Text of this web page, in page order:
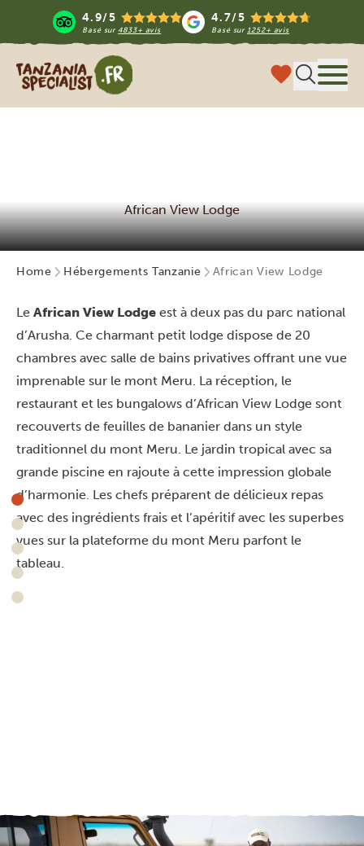
4.9/5
Basé sur 4833+ avis
4.7/5
Basé sur1252+ avis
Tanzania Specialist
African View Lodge
Home Hébergements Tanzanie African View Lodge
Le African View Lodge est à deux pas du parc national
d’Arusha. Ce charmant petit lodge dispose de 20
chambres avec salle de bains privatives offrant une vue
imprenable sur le mont Meru. La réception, le
restaurant et les bungalows d’African View Lodge sont
recouverts de feuilles de bananier dans un style
traditionnel du mont Meru. Le jardin tropical avec sa
grande piscine en rajoute à cette impression globale
d’harmonie. Les chefs préparent de délicieux repas
avec des ingrédients frais et l’apéritif avec les superbes
vues sur la plateforme du mont Meru parfont le
tableau.